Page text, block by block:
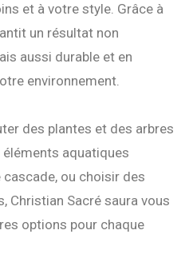
et à votre style. Grâce à
un résultat non
aussi durable et en
environnement.
des plantes et des arbres
aquatiques
ou choisir des
Christian Sacré saura vous
options pour chaque